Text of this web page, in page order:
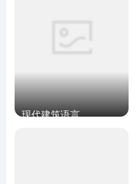
现代建筑语言